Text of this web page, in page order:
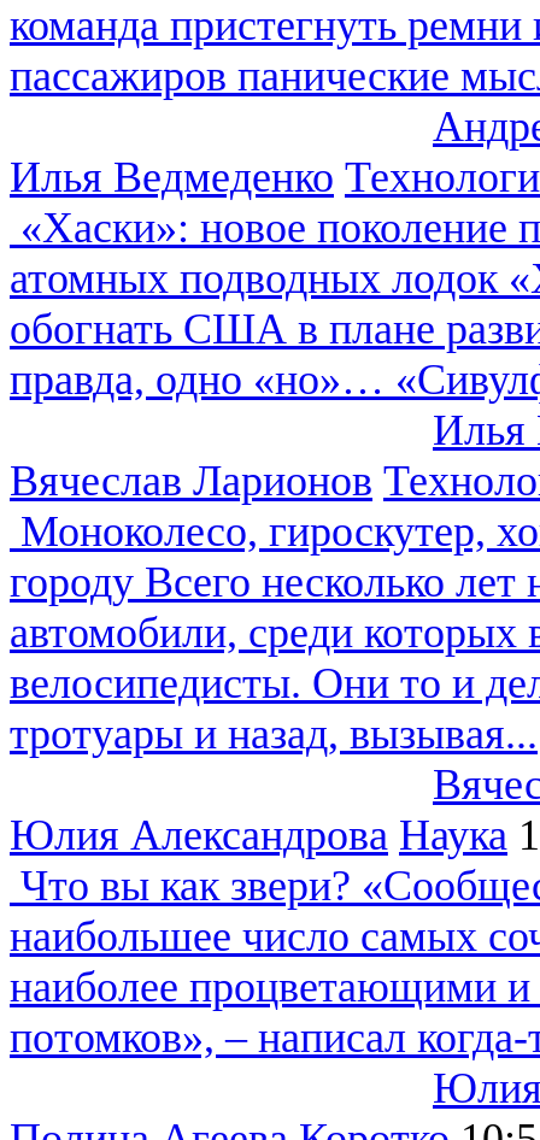
команда пристегнуть
пассажиров панические
Илья Ведмеденко
«Хаски»: новое поколение
атомных подводных лодок
обогнать США в плане
правда, одно «но»…
Илья
Вячеслав Ларионов
Моноколесо, гироскутер,
городу Всего несколько лет
автомобили, среди
велосипедисты. Они то и
тротуары и назад, вызывая...
Юлия Александрова Наука
Что вы как звери?
наибольшее число самых
наиболее процветающими и
потомков», – написал
Юлия